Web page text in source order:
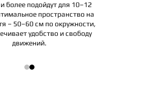
более подойдут для 10–12
пространство на
– 50–60 см по окружности,
удобство и свободу
движений.